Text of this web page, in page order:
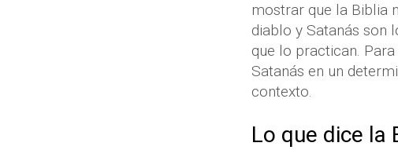
mostrar que la Biblia
diablo y Satanás son
que lo practican.
Satanás en un
contexto.
Lo que dice la